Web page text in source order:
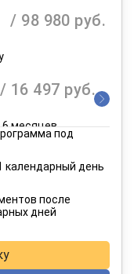
/ 98 980 руб.
/ 16 497 руб.
6 месяцев
/ 8 249 руб.
месяцев
под
календарный день
после
дней